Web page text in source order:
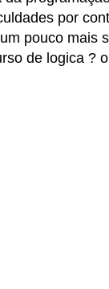
por
pouco mais
de logica ?